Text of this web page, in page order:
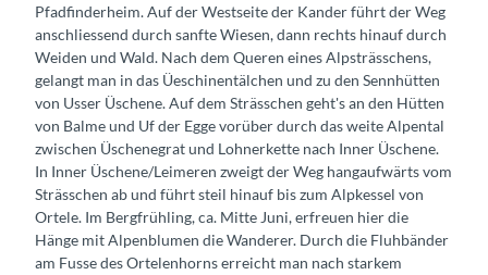
Pfadfinderheim. Auf der Westseite der Kander führt der Weg
anschliessend durch sanfte Wiesen, dann rechts hinauf durch
Weiden und Wald. Nach dem Queren eines Alpsträsschens,
gelangt man in das Üeschinentälchen und zu den Sennhütten
von Usser Üschene. Auf dem Strässchen geht's an den Hütten
von Balme und Uf der Egge vorüber durch das weite Alpental
zwischen Üschenegrat und Lohnerkette nach Inner Üschene.
In Inner Üschene/Leimeren zweigt der Weg hangaufwärts vom
Strässchen ab und führt steil hinauf bis zum Alpkessel von
Ortele. Im Bergfrühling, ca. Mitte Juni, erfreuen hier die
Hänge mit Alpenblumen die Wanderer. Durch die Fluhbänder
am Fusse des Ortelenhorns erreicht man nach starkem